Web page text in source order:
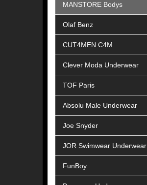
MANSTORE Bodys
Olaf Benz
CUT4MEN C4M
Clever Moda Underwear
TOF Paris
Absolu Male Underwear
Joe Snyder
JOR Swimwear Underwear
FunBoy